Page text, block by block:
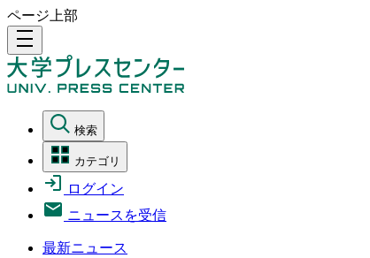
ページ上部
density_medium
検索
カテゴリ
ログイン
ニュースを受信
最新ニュース